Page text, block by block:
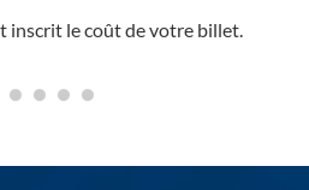
inscrit le coût de votre billet.